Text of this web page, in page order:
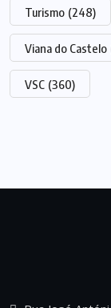
Turismo (248)
Viana do Castelo
VSC (360)